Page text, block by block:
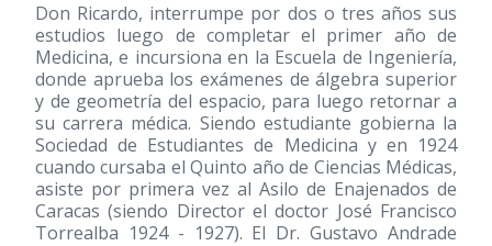
Don Ricardo, interrumpe por dos o tres años sus
estudios luego de completar el primer año de
Medicina, e incursiona en la Escuela de Ingeniería,
donde aprueba los exámenes de álgebra superior
y de geometría del espacio, para luego retornar a
su carrera médica. Siendo estudiante gobierna la
Sociedad de Estudiantes de Medicina y en 1924
cuando cursaba el Quinto año de Ciencias Médicas,
asiste por primera vez al Asilo de Enajenados de
Caracas (siendo Director el doctor José Francisco
Torrealba 1924 - 1927). El Dr. Gustavo Andrade